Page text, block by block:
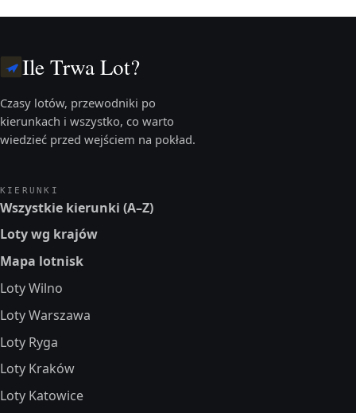
Ile Trwa Lot?
Czasy lotów, przewodniki po
kierunkach i wszystko, co warto
wiedzieć przed wejściem na pokład.
KIERUNKI
Wszystkie kierunki (A–Z)
Loty wg krajów
Mapa lotnisk
Loty Wilno
Loty Warszawa
Loty Ryga
Loty Kraków
Loty Katowice